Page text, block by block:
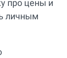
про цены и
личным